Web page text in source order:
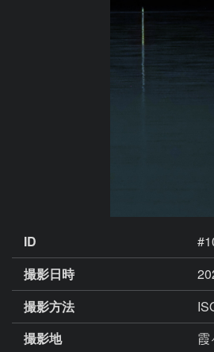
ID
撮影日時
撮影方法
撮影地
霞